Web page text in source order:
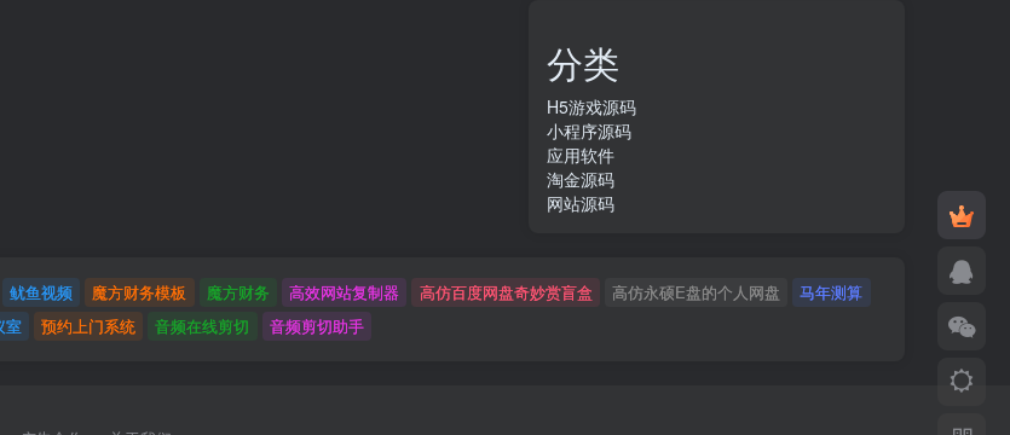
分类
H5游戏源码
小程序源码
应用软件
淘金源码
网站源码
鱿鱼视频 魔方财务模板 魔方财务 高效网站复制器 高仿百度网盘奇妙赏盲盒 高仿永硕E盘的个人网盘
马年测算
室 预约上门系统 音频在线剪切 音频剪切助手